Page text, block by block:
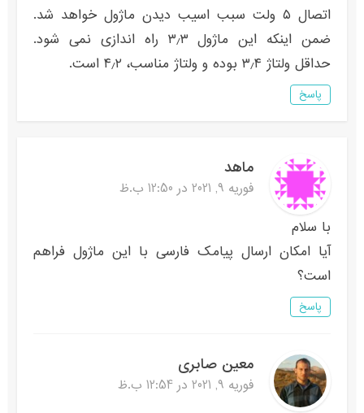
اتصال ۵ ولت سبب اسیب دیدن ماژول خواهد شد.
ضمن اینکه این ماژول ۳٫۳ راه اندازی نمی شود.
حداقل ولتاژ ۳٫۴ بوده و ولتاژ مناسب، ۴٫۲ است.
پاسخ
ماهد
فوریه 9, 2021 در 12:50 ب.ظ
با سلام
آیا امکان ارسال پیامک فارسی با این ماژول فراهم
است؟
پاسخ
معین صابری
فوریه 9, 2021 در 12:54 ب.ظ